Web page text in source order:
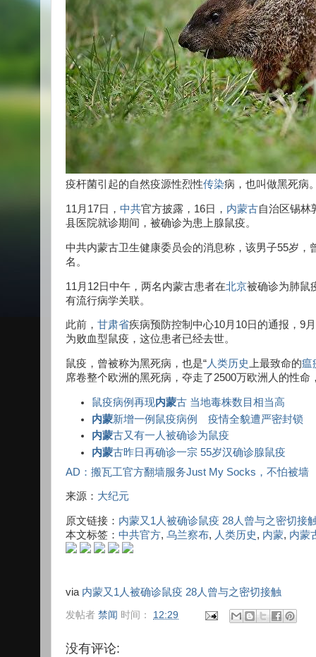
疫杆菌引起的自然疫源性烈性传染病，也叫做黑死病
11月17日， 中共官方披露，16日， 内蒙古自治区锡林
县医院就诊期间，被确诊为患上腺鼠疫。
中共内蒙古卫生健康委员会的消息称，该男子55岁
名。
11月12日中午，两名内蒙古患者在北京被确诊为肺鼠
有流行病学关联。
此前， 甘肃省疾病预防控制中心10月10日的通报，9
为败血型鼠疫，这位患者已经去世。
鼠疫，曾被称为黑死病，也是“人类历史上最致命的瘟
席卷整个欧洲的黑死病，夺走了2500万欧洲人的性
鼠疫病例再现内蒙古 当地毒株数目相当高
内蒙新增一例鼠疫病例 疫情全貌遭严密封锁
内蒙古又有一人被确诊为鼠疫
内蒙古昨日再确诊一宗 55岁汉确诊腺鼠疫
AD：搬瓦工官方翻墙服务Just My Socks，不怕被墙
来源： 大纪元
原文链接： 内蒙又1人被确诊鼠疫 28人曾与之密切接
本文标签： 中共官方, 乌兰察布, 人类历史, 内蒙, 内蒙
via 内蒙又1人被确诊鼠疫 28人曾与之密切接触
发帖者 禁闻 时间： 12:29
没有评论: